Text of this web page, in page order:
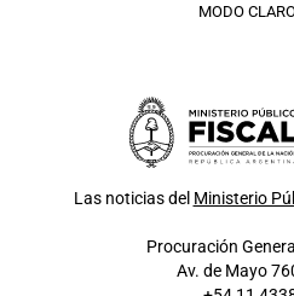
MODO
Las noticias del Ministerio
Procuración
Av. de Mayo